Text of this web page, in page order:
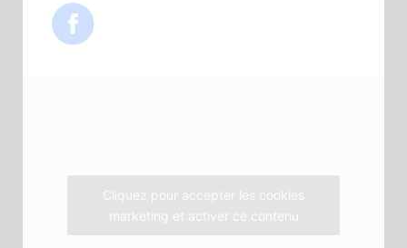
m
Cliquez pour accepter les cookies
marketing et activer ce contenu